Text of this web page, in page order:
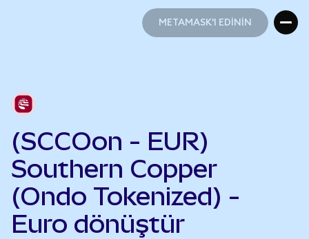
METAMASK'I EDİNİN
(SCCOon - EUR)
Southern Copper
(Ondo Tokenized) -
Euro dönüştür